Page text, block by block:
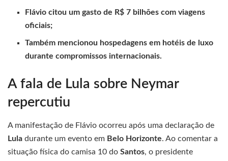
Flávio citou um gasto de R$ 7 bilhões com viagens
oficiais;
Também mencionou hospedagens em hotéis de luxo
durante compromissos internacionais.
A fala de Lula sobre Neymar
repercutiu
A manifestação de Flávio ocorreu após uma declaração de
Lula durante um evento em Belo Horizonte. Ao comentar a
situação física do camisa 10 do Santos, o presidente